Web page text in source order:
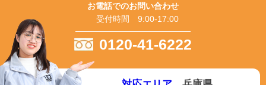
お電話でのお問い合わせ
受付時間 9:00-17:00
0120-41-6222